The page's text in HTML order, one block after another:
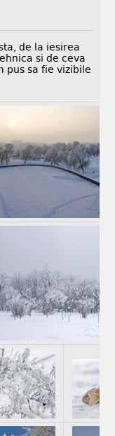
de la iesirea
si de ceva
pus sa fie vizibile